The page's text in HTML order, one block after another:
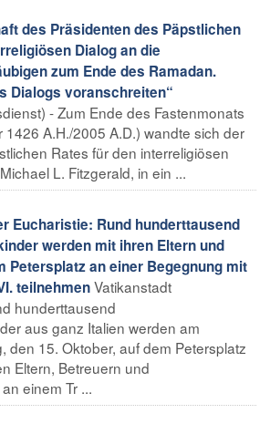
des Präsidenten des Päpstlichen
Dialog an die
zum Ende des Ramadan.
Dialogs voranschreiten“
- Zum Ende des Fastenmonats
1426 A.H./2005 A.D.) wandte sich der
Rates für den interreligiösen
L. Fitzgerald, in ein ...
Eucharistie: Rund hunderttausend
werden mit ihren Eltern und
Petersplatz an einer Begegnung mit
teilnehmenVatikanstadt
hunderttausend
aus ganz Italien werden am
den 15. Oktober, auf dem Petersplatz
Eltern, Betreuern und
einem Tr ...